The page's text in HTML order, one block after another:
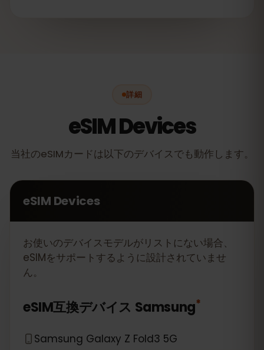
詳細
eSIM Devices
当社のeSIMカードは以下のデバイスでも動作します。
eSIM Devices
お使いのデバイスモデルがリストにない場合、
eSIMをサポートするように設計されていませ
ん。
eSIM互換デバイス Samsung*
Samsung Galaxy Z Fold3 5G